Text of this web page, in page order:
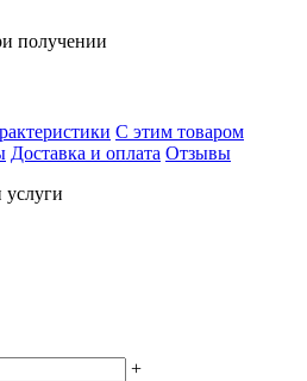
получении
С этим товаром
Доставка и оплата Отзывы
+